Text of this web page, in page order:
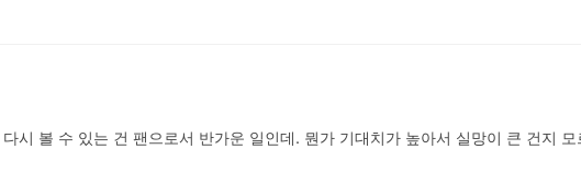
시 볼 수 있는 건 팬으로서 반가운 일인데. 뭔가 기대치가 높아서 실망이 큰 건지